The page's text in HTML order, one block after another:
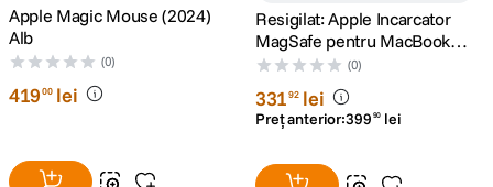
10. nou
Apple Magic Mouse (2024)
Alb
(0)
41900 lei
Resigilat: Apple Incarcator
MagSafe pentru MacBook
Pro 15" si 17" 85W Alb -
RS125074040-1
(0)
33192 lei
Preț anterior:399 90 lei